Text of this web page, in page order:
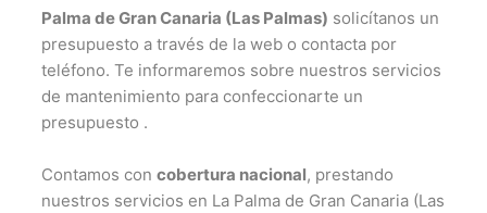
Palma de Gran Canaria (Las Palmas) solicítanos un
presupuesto a través de la web o contacta por
teléfono. Te informaremos sobre nuestros servicios
de mantenimiento para confeccionarte un
presupuesto .
Contamos con cobertura nacional, prestando
nuestros servicios en La Palma de Gran Canaria (Las